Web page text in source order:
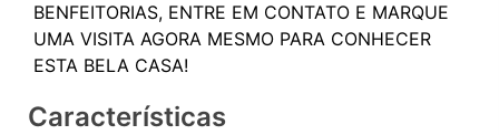
BENFEITORIAS, ENTRE EM CONTATO E MARQUE
UMA VISITA AGORA MESMO PARA CONHECER
Características